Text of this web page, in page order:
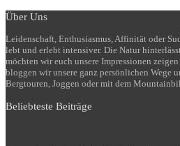
Über Uns
Leidenschaft, Enthusiasmus, Affinität oder
lebt und erlebt intensiver. Die Natur
möchten wir euch unsere Impressionen
bloggen wir unsere ganz persönlichen Wege
Bergtouren, Joggen oder mit dem
Beliebteste Beiträge